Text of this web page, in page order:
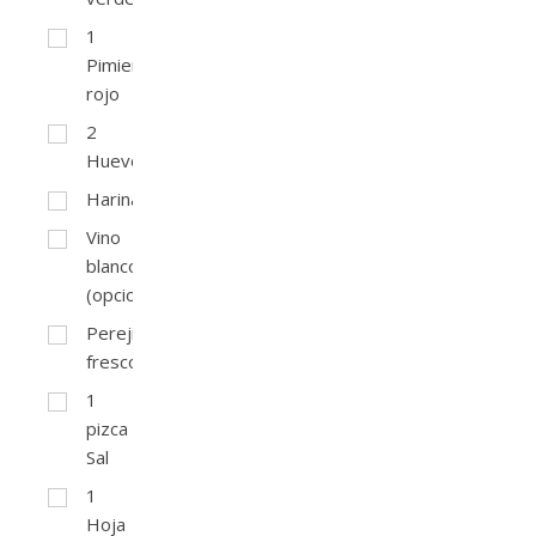
1
Pimiento
rojo
2
Huevos
Harina
Vino
blanco
(opcional)
Perejil
fresco
1
pizca
Sal
1
Hoja